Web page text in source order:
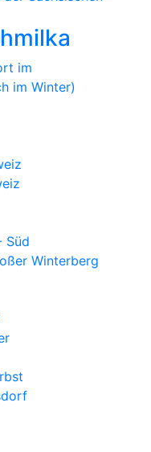
von Google Inc.)
über die
dann eine
die betroffene
besucht hat,
zum Zeitpunkt
ist;
statt, ob die
Video
derartige
an
der betroffenen
im
im Winter)
Süd
Winterberg